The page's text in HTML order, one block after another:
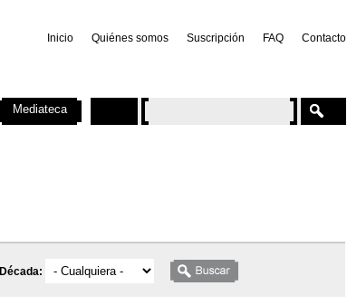
Inicio Quiénes somos Suscripción FAQ Contacto
Década:
Mediateca